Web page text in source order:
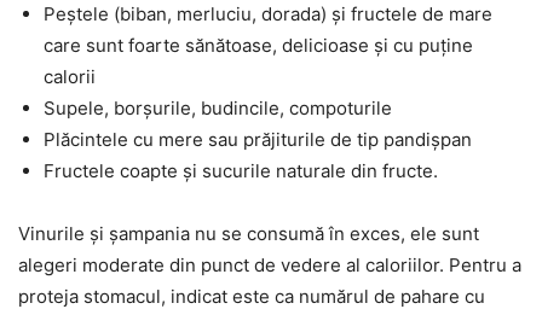
Peștele (biban, merluciu, dorada) și fructele de mare
care sunt foarte sănătoase, delicioase și cu puține
calorii
Supele, borșurile, budincile, compoturile
Plăcintele cu mere sau prăjiturile de tip pandișpan
Fructele coapte și sucurile naturale din fructe.
Vinurile și șampania nu se consumă în exces, ele sunt
alegeri moderate din punct de vedere al caloriilor. Pentru a
proteja stomacul, indicat este ca numărul de pahare cu